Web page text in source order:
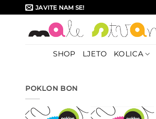
to
JAVITE NAM SE!
SHOP LJETO KOLICA
POKLON BON